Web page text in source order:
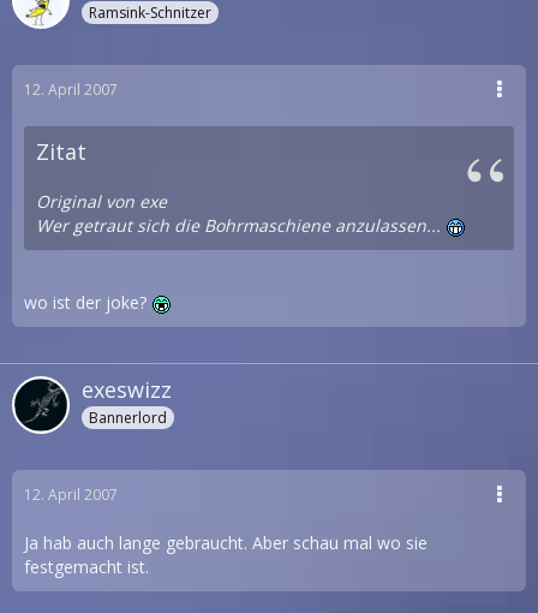
Ramsink-Schnitzer
12. April 2007
Zitat
Original von exe
Wer getraut sich die Bohrmaschiene anzulassen...
wo ist der joke?
exeswizz
Bannerlord
12. April 2007
Ja hab auch lange gebraucht. Aber schau mal wo sie
festgemacht ist.